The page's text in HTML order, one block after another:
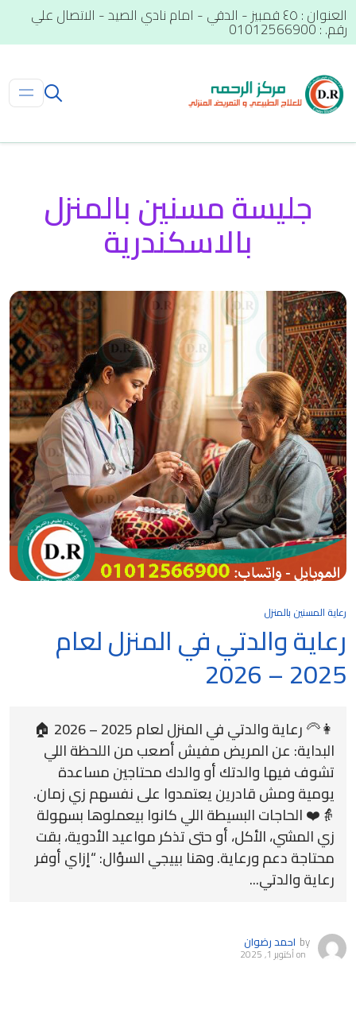
العنوان : ٤٥ قمبيز - الدقي - امام نادي الصيد - الاتصال علي
رقم. : 01012566900
جليسة مسنين بالمنزل
بالاسكندرية
رعاية المسنين بالمنزل
رعاية والدتي في المنزل لعام
2025 – 2026
👩‍🦳 رعاية والدتي في المنزل لعام 2025 – 2026 🏠
البداية: عن المريض مفيش أصعب من اللحظة اللي
تشوف فيها والدتك أو والدك محتاجين مساعدة
يومية ومش قادرين يعتمدوا على نفسهم زي زمان.
👵❤️ الحاجات البسيطة اللي كانوا بيعملوها بسهولة
زي المشي، الأكل، أو حتى تذكر مواعيد الأدوية، بقت
محتاجة دعم ورعاية. وهنا بييجي السؤال: “إزاي أوفر
رعاية والدتي...
by احمد رضوان
onأكتوبر 1, 2025